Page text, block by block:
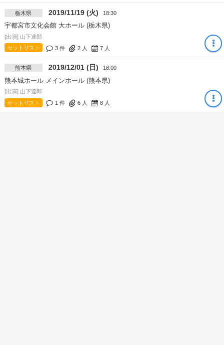
栃木県 2019/11/19 (火) 18:30
宇都宮市文化会館 大ホール (栃木県)
[出演] 山下達郎
セットリスト
3 件 2人 7人
熊本県 2019/12/01 (日) 18:00
熊本城ホール メインホール (熊本県)
[出演] 山下達郎
セットリスト
1 件 6人 8人